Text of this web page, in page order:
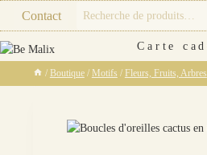
content
Contact
Recherche
Carte
/ Boutique / Motifs / Fleurs, Fruits, Arbres